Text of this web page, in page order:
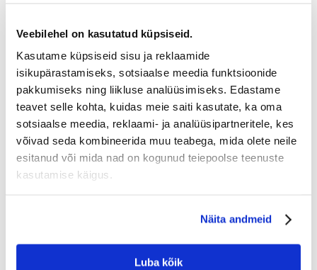
Veebilehel on kasutatud küpsiseid.
Kasutame küpsiseid sisu ja reklaamide
isikupärastamiseks, sotsiaalse meedia funktsioonide
pakkumiseks ning liikluse analüüsimiseks. Edastame
teavet selle kohta, kuidas meie saiti kasutate, ka oma
sotsiaalse meedia, reklaami- ja analüüsipartneritele, kes
võivad seda kombineerida muu teabega, mida olete neile
esitanud või mida nad on kogunud teiepoolse teenuste
kasutamise käigus.
Näita andmeid
Luba kõik
(12.6 kmsinuni)
Kalluriga transport al:
49.0 €
Esimene vaba aeg :
10 august 2026
Telli ette ja mine ise järgi :
0 €
18.72 €
tonn
Hinnad sisaldavad käibemaksu.